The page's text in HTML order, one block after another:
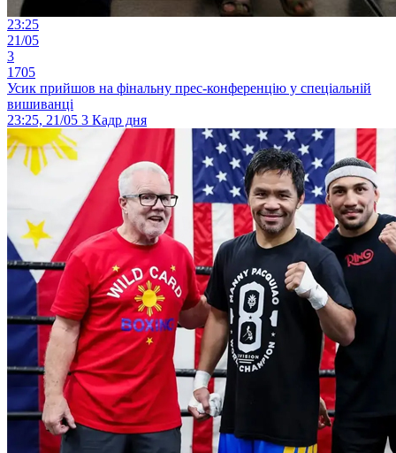
23:25
21/05
3
1705
Усик прийшов на фінальну прес-конференцію у спеціальній
вишиванці
23:25, 21/05 3 Кадр дня